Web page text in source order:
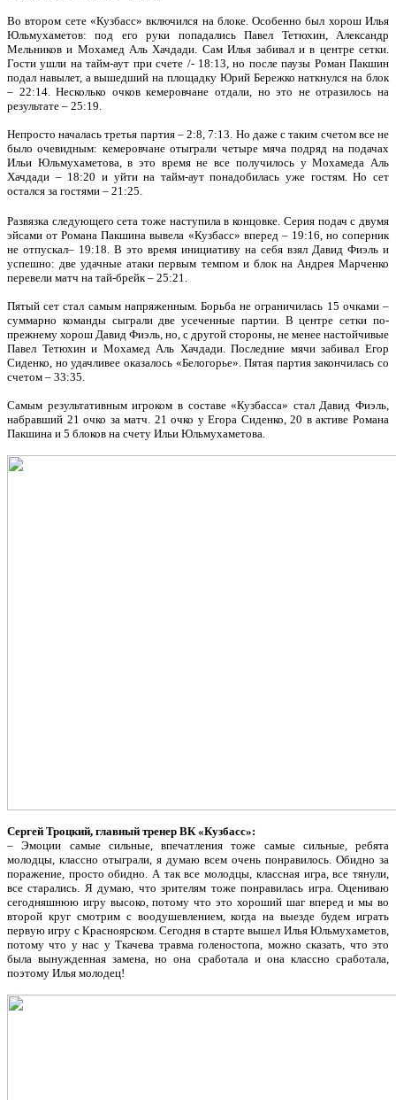
Во втором сете «Кузбасс» включился на блоке. Особенно был хорош Илья
Юльмухаметов: под его руки попадались Павел Тетюхин, Александр
Мельников и Мохамед Аль Хачдади. Сам Илья забивал и в центре сетки.
Гости ушли на тайм-аут при счете /- 18:13, но после паузы Роман Пакшин
подал навылет, а вышедший на площадку Юрий Бережко наткнулся на блок
– 22:14. Несколько очков кемеровчане отдали, но это не отразилось на
результате – 25:19.
Непросто началась третья партия – 2:8, 7:13. Но даже с таким счетом все не
было очевидным: кемеровчане отыграли четыре мяча подряд на подачах
Ильи Юльмухаметова, в это время не все получилось у Мохамеда Аль
Хачдади – 18:20 и уйти на тайм-аут понадобилась уже гостям. Но сет
остался за гостями – 21:25.
Развязка следующего сета тоже наступила в концовке. Серия подач с двумя
эйсами от Романа Пакшина вывела «Кузбасс» вперед – 19:16, но соперник
не отпускал– 19:18. В это время инициативу на себя взял Давид Фиэль и
успешно: две удачные атаки первым темпом и блок на Андрея Марченко
перевели матч на тай-брейк – 25:21.
Пятый сет стал самым напряженным. Борьба не ограничилась 15 очками –
суммарно команды сыграли две усеченные партии. В центре сетки по-
прежнему хорош Давид Фиэль, но, с другой стороны, не менее настойчивые
Павел Тетюхин и Мохамед Аль Хачдади. Последние мячи забивал Егор
Сиденко, но удачливее оказалось «Белогорье». Пятая партия закончилась со
счетом – 33:35.
Самым результативным игроком в составе «Кузбасса» стал Давид Фиэль,
набравший 21 очко за матч. 21 очко у Егора Сиденко, 20 в активе Романа
Пакшина и 5 блоков на счету Ильи Юльмухаметова.
Сергей Троцкий, главный тренер ВК «Кузбасс»:
– Эмоции самые сильные, впечатления тоже самые сильные, ребята
молодцы, классно отыграли, я думаю всем очень понравилось. Обидно за
поражение, просто обидно. А так все молодцы, классная игра, все тянули,
все старались. Я думаю, что зрителям тоже понравилась игра. Оцениваю
сегодняшнюю игру высоко, потому что это хороший шаг вперед и мы во
второй круг смотрим с воодушевлением, когда на выезде будем играть
первую игру с Красноярском. Сегодня в старте вышел Илья Юльмухаметов,
потому что у нас у Ткачева травма голеностопа, можно сказать, что это
была вынужденная замена, но она сработала и она классно сработала,
поэтому Илья молодец!